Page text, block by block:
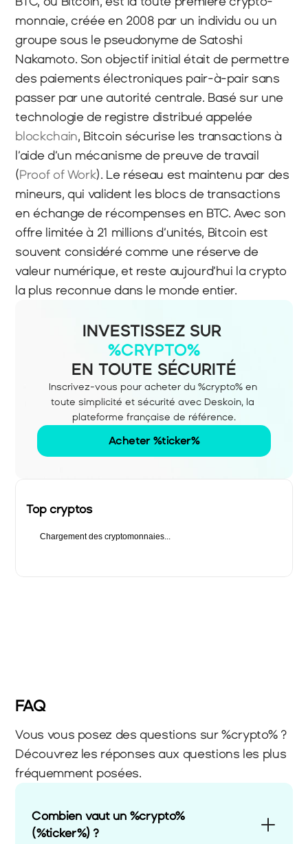
monnaie, créée en 2008 par un individu ou un
groupe sous le pseudonyme de Satoshi
Nakamoto. Son objectif initial était de permettre
des paiements électroniques pair-à-pair sans
passer par une autorité centrale. Basé sur une
technologie de registre distribué appelée
blockchain, Bitcoin sécurise les transactions à
l’aide d’un mécanisme de preuve de travail
(Proof of Work). Le réseau est maintenu par des
mineurs, qui valident les blocs de transactions
en échange de récompenses en BTC. Avec son
offre limitée à 21 millions d’unités, Bitcoin est
souvent considéré comme une réserve de
valeur numérique, et reste aujourd’hui la crypto
la plus reconnue dans le monde entier.
INVESTISSEZ SUR
%CRYPTO%
EN TOUTE SÉCURITÉ
Inscrivez-vous pour acheter du %crypto% en
toute simplicité et sécurité avec Deskoin, la
plateforme française de référence.
Acheter %ticker%
Top cryptos
Chargement des cryptomonnaies...
FAQ
Vous vous posez des questions sur %crypto% ?
Découvrez les réponses aux questions les plus
fréquemment posées.
Combien vaut un %crypto%
(%ticker%) ?